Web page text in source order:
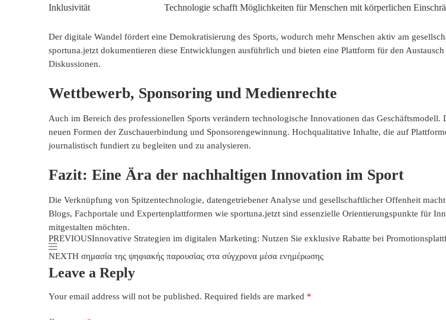
Inklusivität Technologie schafft Möglichkeiten für Menschen mit körperlichen
Der digitale Wandel fördert eine Demokratisierung des Sports, wodurch mehr Menschen aktiv am
sportuna.jetzt dokumentieren diese Entwicklungen ausführlich und bieten eine Plattform für den
Diskussionen.
Wettbewerb, Sponsoring und Medienrechte
Auch im Bereich des professionellen Sports verändern technologische Innovationen das
neuen Formen der Zuschauerbindung und Sponsorengewinnung. Hochqualitative Inhalte, die auf
journalistisch fundiert zu begleiten und zu analysieren.
Fazit: Eine Ära der nachhaltigen Innovation im Sport
Die Verknüpfung von Spitzentechnologie, datengetriebener Analyse und gesellschaftlicher Offenheit
Blogs, Fachportale und Expertenplattformen wie sportuna.jetzt sind essenzielle Orientierungspunkte für
mitgestalten möchten.
PREVIOUSInnovative Strategien im digitalen Marketing: Nutzen Sie exklusive Rabatte bei
NEXTΗ σημασία της ψηφιακής παρουσίας στα σύγχρονα μέσα ενημέρωσης
Leave a Reply
Your email address will not be published. Required fields are marked *